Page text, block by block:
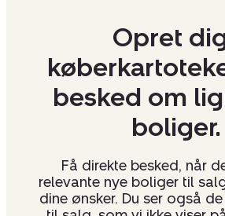
Opret
besked om
boliger.
Få direkte besked, når
relevante nye boliger til
dine ønsker. Du ser også